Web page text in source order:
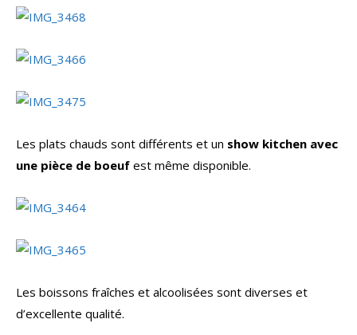
Les plats chauds sont différents et un show kitchen avec
une pièce de boeuf est même disponible.
Les boissons fraîches et alcoolisées sont diverses et
d’excellente qualité.